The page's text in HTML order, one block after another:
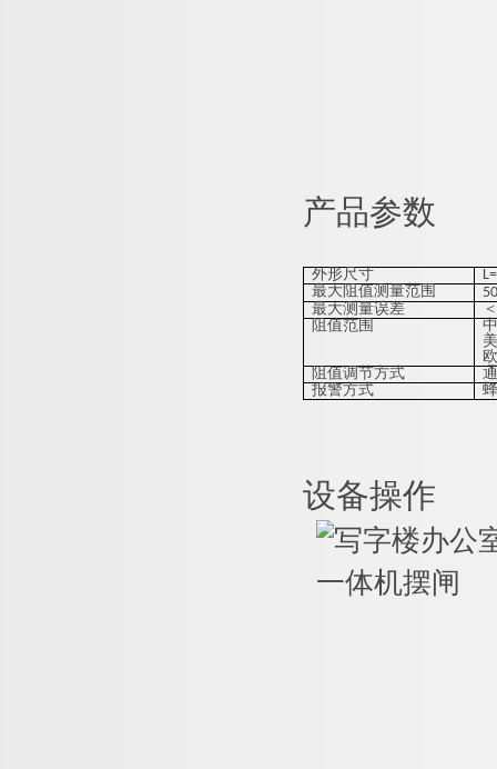
产品参数
外形尺寸
最大阻值测量范围
5
最大测量误差
阻值范围
阻值调节方式
报警方式
设备操作